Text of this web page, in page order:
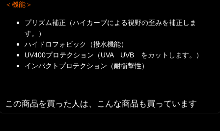
＜機能＞
プリズム補正（ハイカーブによる視野の歪みを補正しま
す。）
ハイドロフォビック（撥水機能）
UV400プロテクション（UVA UVB をカットします。）
インパクトプロテクション（耐衝撃性）
この商品を買った人は、こんな商品も買っています